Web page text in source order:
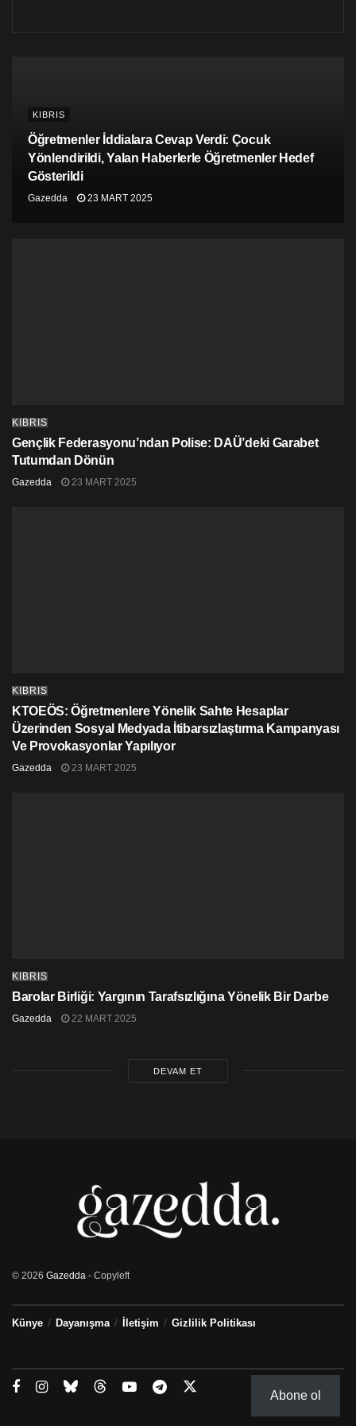
KIBRIS
Öğretmenler İddialara Cevap Verdi: Çocuk
Yönlendirildi, Yalan Haberlerle Öğretmenler Hedef
Gösterildi
Gazedda 23 MART 2025
KIBRIS
Gençlik Federasyonu’ndan Polise: DAÜ’deki Garabet
Tutumdan Dönün
Gazedda 23 MART 2025
KIBRIS
KTOEÖS: Öğretmenlere Yönelik Sahte Hesaplar
Üzerinden Sosyal Medyada İtibarsızlaştırma Kampanyası
Ve Provokasyonlar Yapılıyor
Gazedda 23 MART 2025
KIBRIS
Barolar Birliği: Yargının Tarafsızlığına Yönelik Bir Darbe
Gazedda 22 MART 2025
DEVAM ET
© 2026 Gazedda - Copyleft
Künye Dayanışma İletişim Gizlilik Politikası
Abone ol